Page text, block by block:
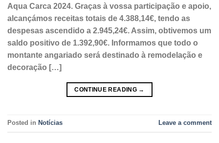
Aqua Carca 2024. Graças à vossa participação e apoio,
alcançámos receitas totais de 4.388,14€, tendo as
despesas ascendido a 2.945,24€. Assim, obtivemos um
saldo positivo de 1.392,90€. Informamos que todo o
montante angariado será destinado à remodelação e
decoração […]
CONTINUE READING →
Posted in Notícias Leave a comment